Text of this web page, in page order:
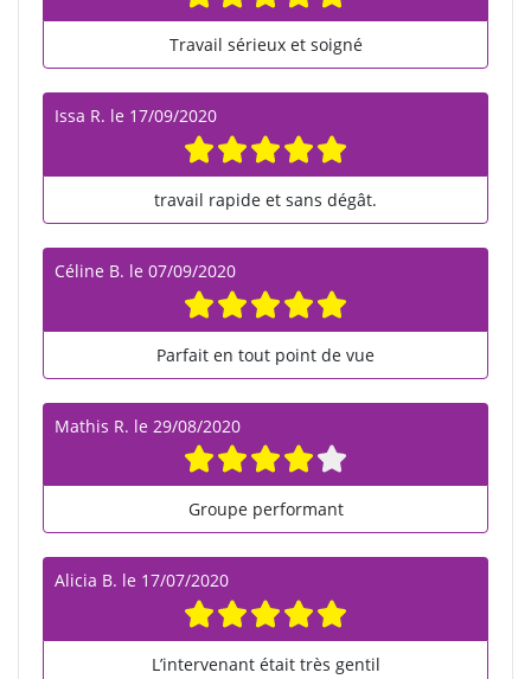
Travail sérieux et soigné
Issa R. le 17/09/2020
travail rapide et sans dégât.
Céline B. le 07/09/2020
Parfait en tout point de vue
Mathis R. le 29/08/2020
Groupe performant
Alicia B. le 17/07/2020
L’intervenant était très gentil